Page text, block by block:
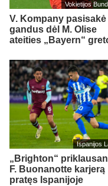
Vokietijos
V. Kompany pasisakė
gandus dėl M. Olise
ateities „Bayern“
Ispanijos
„Brighton“
F. Buonanotte karjerą
pratęs Ispanijoje